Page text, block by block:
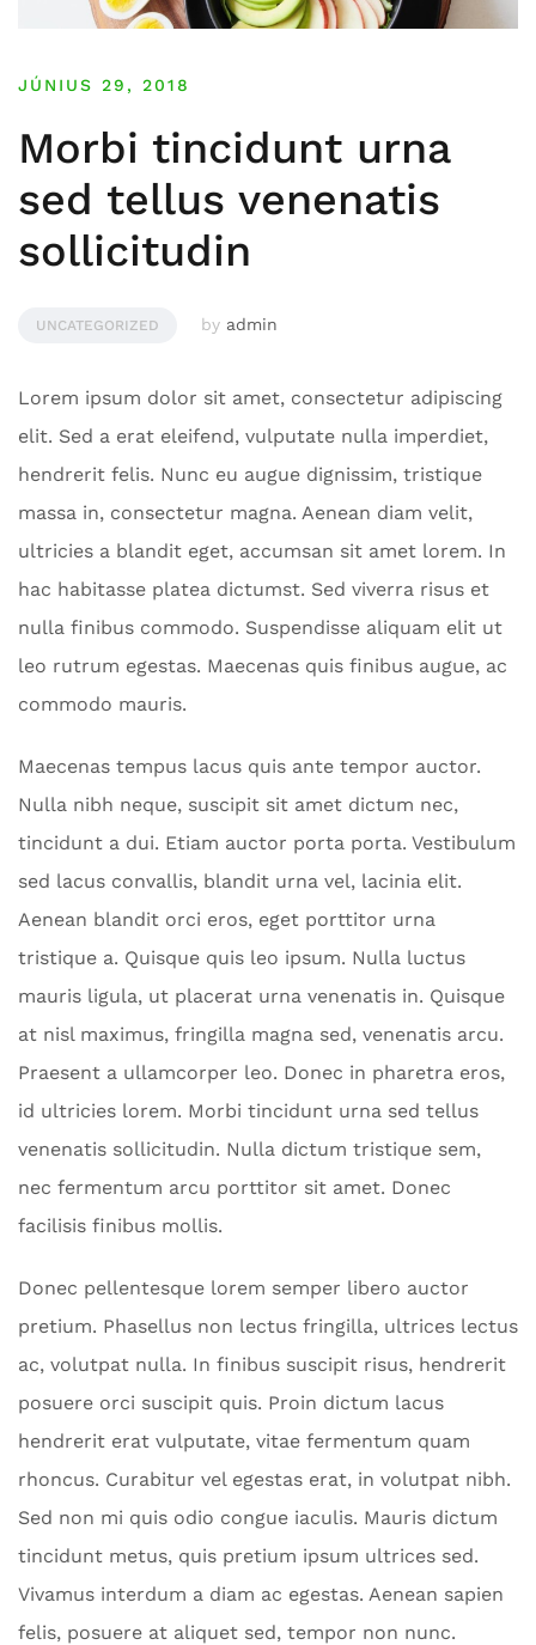
JÚNIUS 29, 2018
Morbi tincidunt urna
sed tellus venenatis
sollicitudin
UNCATEGORIZED by admin
Lorem ipsum dolor sit amet, consectetur adipiscing
elit. Sed a erat eleifend, vulputate nulla imperdiet,
hendrerit felis. Nunc eu augue dignissim, tristique
massa in, consectetur magna. Aenean diam velit,
ultricies a blandit eget, accumsan sit amet lorem. In
hac habitasse platea dictumst. Sed viverra risus et
nulla finibus commodo. Suspendisse aliquam elit ut
leo rutrum egestas. Maecenas quis finibus augue, ac
commodo mauris.
Maecenas tempus lacus quis ante tempor auctor.
Nulla nibh neque, suscipit sit amet dictum nec,
tincidunt a dui. Etiam auctor porta porta. Vestibulum
sed lacus convallis, blandit urna vel, lacinia elit.
Aenean blandit orci eros, eget porttitor urna
tristique a. Quisque quis leo ipsum. Nulla luctus
mauris ligula, ut placerat urna venenatis in. Quisque
at nisl maximus, fringilla magna sed, venenatis arcu.
Praesent a ullamcorper leo. Donec in pharetra eros,
id ultricies lorem. Morbi tincidunt urna sed tellus
venenatis sollicitudin. Nulla dictum tristique sem,
nec fermentum arcu porttitor sit amet. Donec
facilisis finibus mollis.
Donec pellentesque lorem semper libero auctor
pretium. Phasellus non lectus fringilla, ultrices lectus
ac, volutpat nulla. In finibus suscipit risus, hendrerit
posuere orci suscipit quis. Proin dictum lacus
hendrerit erat vulputate, vitae fermentum quam
rhoncus. Curabitur vel egestas erat, in volutpat nibh.
Sed non mi quis odio congue iaculis. Mauris dictum
tincidunt metus, quis pretium ipsum ultrices sed.
Vivamus interdum a diam ac egestas. Aenean sapien
felis, posuere at aliquet sed, tempor non nunc.